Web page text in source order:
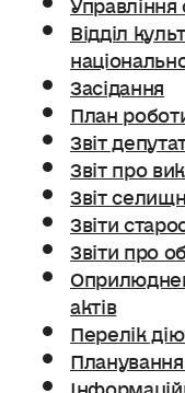
Відділ
Засідання
План
Звіт
Звіт про
Звіт
Звіти
Звіти про
актів
Перелік
Планування